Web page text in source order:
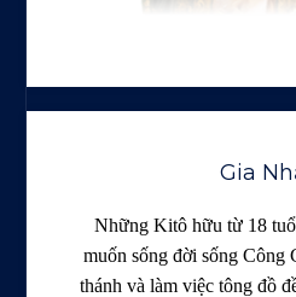
Gia
Những Kitô hữu từ 18
muốn sống đời sống Công
thánh và làm việc tông đồ